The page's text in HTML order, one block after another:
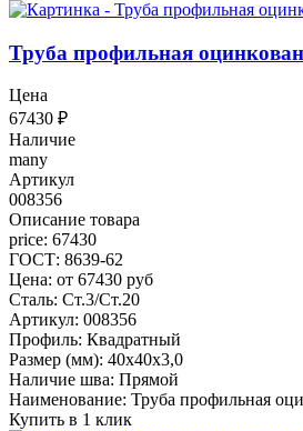
Труба профильная
Цена
67430 ₽
Наличие
many
Артикул
008356
Описание товара
price: 67430
ГОСТ: 8639-62
Цена: от 67430 руб
Сталь: Ст.3/Ст.20
Артикул: 008356
Профиль: Квадратный
Размер (мм): 40x40x3,0
Наличие шва: Прямой
Наименование: Труба профильная
Купить в 1 клик